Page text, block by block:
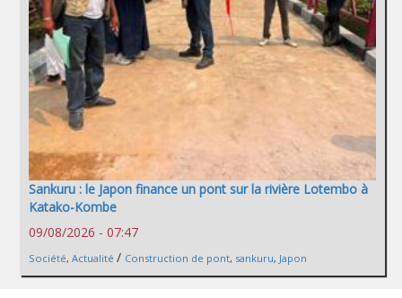
Sankuru : le Japon finance un pont sur la rivière Lotembo à
Katako-Kombe
09/08/2026 - 07:47
Société, Actualité / Construction de pont, sankuru, Japon